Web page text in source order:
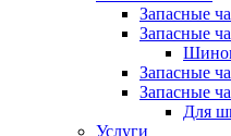
Запасные
Запасные
Запасные
Запасные
Для
Услуги